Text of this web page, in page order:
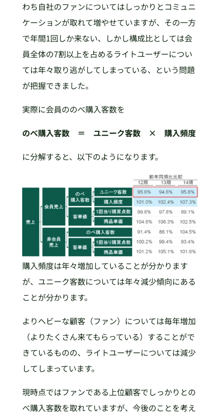
わち自社のファンについてはしっかりとコミュニ
ケーションが取れて増やせていますが、その一方
で年間1回しか来ない、しかし構成比としては会
員全体の7割以上を占めるライトユーザーについ
ては年々取り逃がしてしまっている、という問題
が把握できました。
実際に会員ののべ購入客数を
のべ購入客数 ＝ ユニーク客数 × 購入頻度
に分解すると、以下のようになります。
購入頻度は年々増加していることが分かります
が、ユニーク客数については年々減少傾向にある
ことが分かります。
よりヘビーな顧客（ファン）については毎年増加
（よりたくさん来てもらっている）することがで
きているものの、ライトユーザーについては減少
してしまっています。
現時点ではファンである上位顧客でしっかりとの
べ購入客数を取れていますが、今後のことを考え